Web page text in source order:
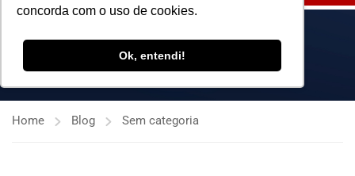
concorda com o uso de cookies.
Ok, entendi!
SEM CATEGORIA
Home Blog Sem categoria